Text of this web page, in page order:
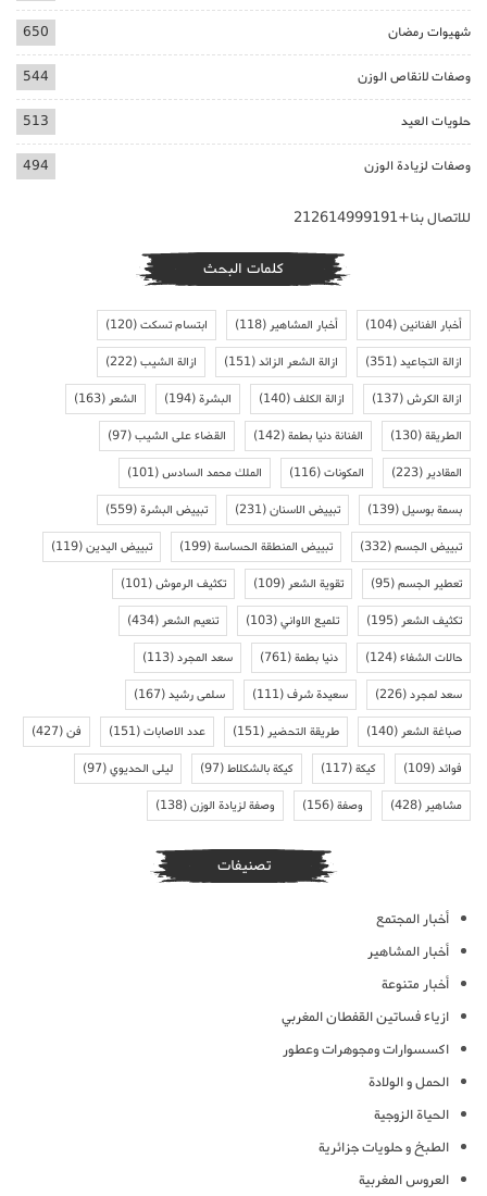
شهيوات رمضان 650
وصفات لانقاص الوزن 544
حلويات العيد 513
وصفات لزيادة الوزن 494
للاتصال بنا+212614999191
كلمات البحث
أخبار الفنانين(104) أخبار المشاهير(118) ابتسام تسكت(120)
ازالة التجاعيد(351) ازالة الشعر الزائد(151) ازالة الشيب(222)
ازالة الكرش(137) ازالة الكلف(140) البشرة(194) الشعر(163)
الطريقة(130) الفنانة دنيا بطمة(142) القضاء على الشيب(97)
المقادير(223) المكونات(116) الملك محمد السادس(101)
بسمة بوسيل(139) تبييض الاسنان(231) تبييض البشرة(559)
تبييض الجسم(332) تبييض المنطقة الحساسة(199) تبييض اليدين(119)
تعطير الجسم(95) تقوية الشعر(109) تكثيف الرموش(101)
تكثيف الشعر(195) تلميع الاواني(103) تنعيم الشعر(434)
حالات الشفاء(124) دنيا بطمة(761) سعد المجرد(113)
سعد لمجرد(226) سعيدة شرف(111) سلمى رشيد(167)
صباغة الشعر(140) طريقة التحضير(151) عدد الاصابات(151) فن(427)
فوائد(109) كيكة(117) كيكة بالشكلاط(97) ليلى الحديوي(97)
مشاهير(428) وصفة(156) وصفة لزيادة الوزن(138)
تصنيفات
أخبار المجتمع
أخبار المشاهير
أخبار متنوعة
ازياء فساتين القفطان المغربي
اكسسوارات ومجوهرات وعطور
الحمل و الولادة
الحياة الزوجية
الطبخ و حلويات جزائرية
العروس المغربية